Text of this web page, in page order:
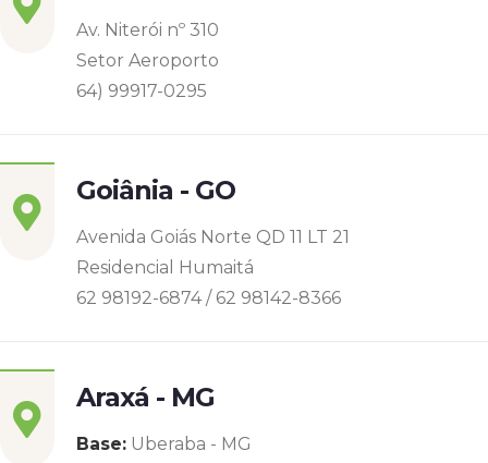
Av. Niterói nº 310
Setor Aeroporto
64) 99917-0295
Goiânia - GO
Avenida Goiás Norte QD 11 LT 21
Residencial Humaitá
62 98192-6874 / 62 98142-8366
Araxá - MG
Base: Uberaba - MG